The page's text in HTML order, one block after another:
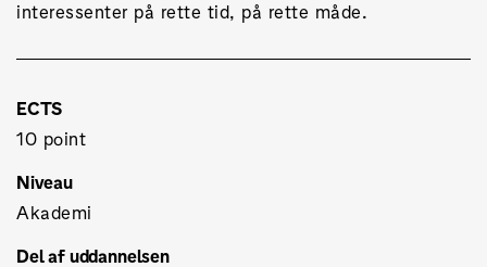
interessenter på rette tid, på rette måde.
ECTS
10 point
Niveau
Akademi
Del af uddannelsen